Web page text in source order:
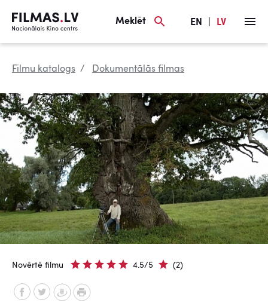
Meklēt EN LV
Filmu katalogs Dokumentālās filmas
Novērtē filmu 4.5/5 (2)